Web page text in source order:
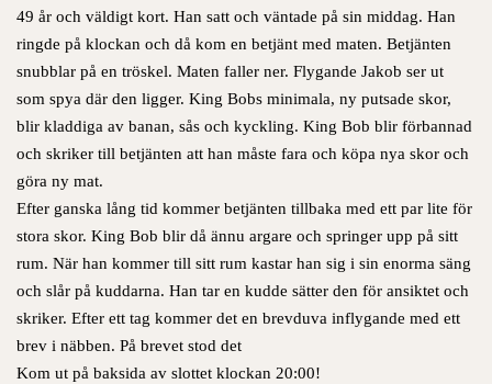
49 år och väldigt kort. Han satt och väntade på sin middag. Han
ringde på klockan och då kom en betjänt med maten. Betjänten
snubblar på en tröskel. Maten faller ner. Flygande Jakob ser ut
som spya där den ligger. King Bobs minimala, ny putsade skor,
blir kladdiga av banan, sås och kyckling. King Bob blir förbannad
och skriker till betjänten att han måste fara och köpa nya skor och
göra ny mat.
Efter ganska lång tid kommer betjänten tillbaka med ett par lite för
stora skor. King Bob blir då ännu argare och springer upp på sitt
rum. När han kommer till sitt rum kastar han sig i sin enorma säng
och slår på kuddarna. Han tar en kudde sätter den för ansiktet och
skriker. Efter ett tag kommer det en brevduva inflygande med ett
brev i näbben. På brevet stod det
Kom ut på baksida av slottet klockan 20:00!